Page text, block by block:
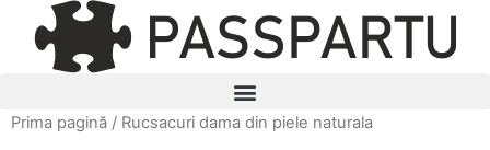
Prima pagină / Rucsacuri dama din piele naturala